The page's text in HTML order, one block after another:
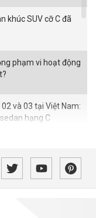
khúc SUV cỡ C đã
phạm vi hoạt động
và 03 tại Việt Nam:
hạng C
Cruiser lẫn